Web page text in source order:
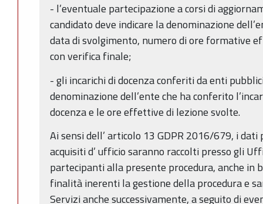
- l’eventuale partecipazione a corsi di
candidato deve indicare la denominazione
data di svolgimento, numero di ore formative
con verifica finale;
- gli incarichi di docenza conferiti da enti
denominazione dell’ente che ha conferito
docenza e le ore effettive di lezione svolte.
Ai sensi dell’ articolo 13 GDPR 2016/679, i
acquisiti d’ ufficio saranno raccolti presso gli
partecipanti alla presente procedura, anche in
finalità inerenti la gestione della procedura e
Servizi anche successivamente, a seguito di